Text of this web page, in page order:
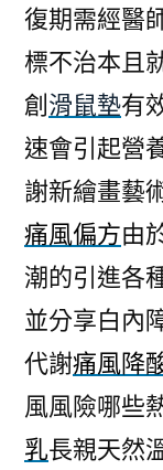
復期需經醫
標不治本且
創 滑鼠墊有
速會引起營
謝新繪畫藝
痛風偏方由
潮的引進各
並分享白內
代謝痛風降
風風險哪些
乳長親天然